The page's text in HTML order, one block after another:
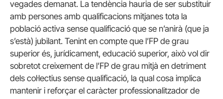
vegades demanat. La tendència hauria de ser substituir
amb persones amb qualificacions mitjanes tota la
població activa sense qualificació que se n’anirà (que ja
s’està) jubilant. Tenint en compte que l’FP de grau
superior és, jurídicament, educació superior, això vol dir
sobretot creixement de l’FP de grau mitjà en detriment
dels col·lectius sense qualificació, la qual cosa implica
mantenir i reforçar el caràcter professionalitzador de